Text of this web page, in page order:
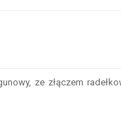
ze złączem